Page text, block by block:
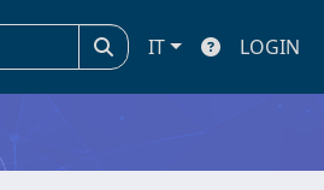
IT LOGIN